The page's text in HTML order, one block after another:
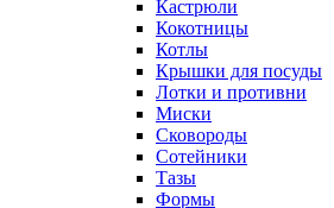
Кастрюли
Кокотницы
Котлы
Крышки для посуды
Лотки и противни
Миски
Сковороды
Сотейники
Тазы
Формы